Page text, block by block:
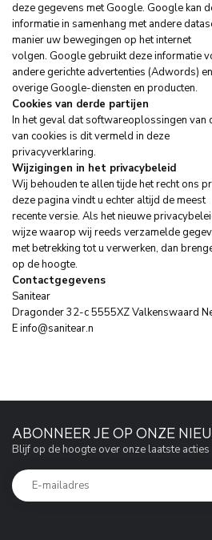
deze gegevens met Google. Google kan
informatie in samenhang met andere
manier uw bewegingen op het internet
volgen. Google gebruikt deze informatie
andere gerichte advertenties (Adwords) en
overige Google-diensten en producten.
Cookies van derde partijen
In het geval dat softwareoplossingen van
van cookies is dit vermeld in deze
privacyverklaring.
Wijzigingen in het privacybeleid
Wij behouden te allen tijde het recht ons
deze pagina vindt u echter altijd de meest
recente versie. Als het nieuwe
wijze waarop wij reeds verzamelde
met betrekking tot u verwerken, dan
op de hoogte.
Contactgegevens
Sanitear
Dragonder 32-c 5555XZ Valkenswaard
Einfo@sanitear.n
ABONNEER JE OP ONZE
Blijf op de hoogte over onze laatste acties